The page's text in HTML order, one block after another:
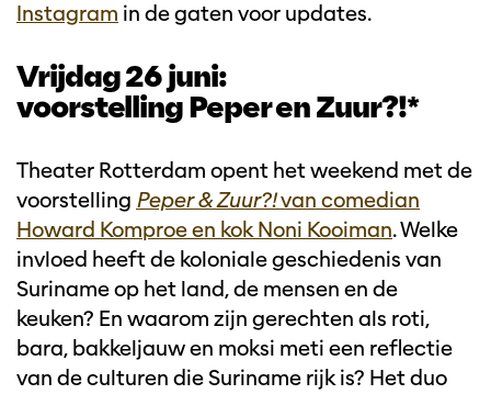
Instagram in de gaten voor updates.
Vrijdag 26 juni:
voorstelling Peper en Zuur?!*
Theater Rotterdam opent het weekend met de
voorstelling Peper & Zuur?!van comedian
Howard Komproe en kok Noni Kooiman. Welke
invloed heeft de koloniale geschiedenis van
Suriname op het land, de mensen en de
keuken? En waarom zijn gerechten als roti,
bara, bakkeljauw en moksi meti een reflectie
van de culturen die Suriname rijk is? Het duo